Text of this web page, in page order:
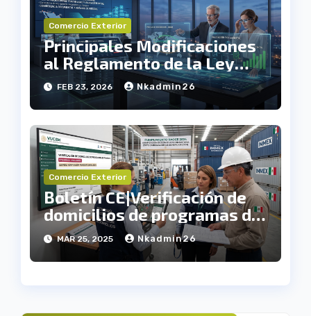
Comercio Exterior
Principales Modificaciones
al Reglamento de la Ley
Aduanera
FEB 23, 2026 Nkadmin26
Comercio Exterior
Boletín CE|Verificación de
domicilios de programas de
fomento
MAR 25, 2025 Nkadmin26